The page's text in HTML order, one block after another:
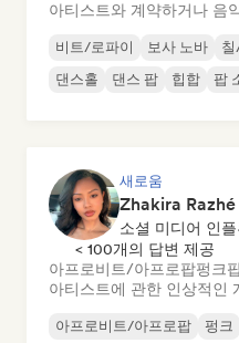
아티스트와 계약하거나 음
비트/로파이 보사 노바
댄스홀
댄스 팝 힙합 팝
새로움
Zhakira Razhé
소셜 미디어 인
< 100개의 답변 제공
아프로비트/아프로팝펑크
아티스트에 관한 인상적인
아프로비트/아프로팝 펑크